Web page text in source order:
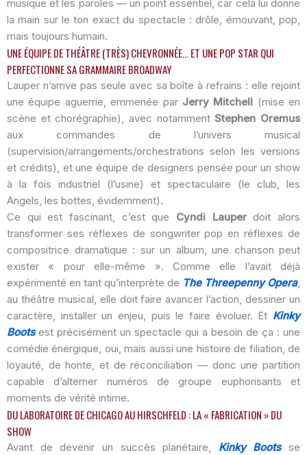
musique et les paroles — un point essentiel, car cela lui donne
la main sur le ton exact du spectacle : drôle, émouvant, pop,
mais toujours humain.
UNE ÉQUIPE DE THÉÂTRE (TRÈS) CHEVRONNÉE… ET UNE POP STAR QUI
PERFECTIONNE SA GRAMMAIRE BROADWAY
Lauper n’arrive pas seule avec sa boîte à refrains : elle rejoint
une équipe aguerrie, emmenée par Jerry Mitchell (mise en
scène et chorégraphie), avec notammentStephen Oremus
aux commandes de l’univers musical
(supervision/arrangements/orchestrations selon les versions
et crédits), et une équipe de designers pensée pour un show
à la fois industriel (l’usine) et spectaculaire (le club, les
Angels, les bottes, évidemment).
Ce qui est fascinant, c’est que Cyndi Lauperdoit alors
transformer ses réflexes de songwriter pop en réflexes de
compositrice dramatique : sur un album, une chanson peut
exister « pour elle-même ». Comme elle l’avait déjà
expérimenté en tant qu’interprète de The Threepenny Opera,
au théâtre musical, elle doit faire avancer l’action, dessiner un
caractère, installer un enjeu, puis le faire évoluer. Et Kinky
Bootsest précisément un spectacle qui a besoin de ça : une
comédie énergique, oui, mais aussi une histoire de filiation, de
loyauté, de honte, et de réconciliation — donc une partition
capable d’alterner numéros de groupe euphorisants et
moments de vérité intime.
DU LABORATOIRE DE CHICAGO AU HIRSCHFELD : LA « FABRICATION » DU
SHOW
Avant de devenir un succès planétaire, Kinky Bootsse